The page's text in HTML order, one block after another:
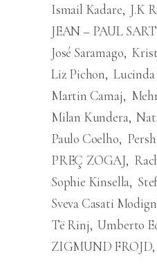
Ismail Kadare J.K
JEAN – PAUL
José Saramago
Liz Pichon
Martin Camaj
Milan Kundera
Paulo Coelho
PREÇ ZOGAJ
Sophie Kinsella
Sveva Casati
Të Rinj Umberto
ZIGMUND FROJD